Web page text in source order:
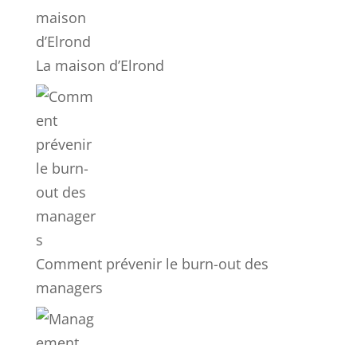
La maison d’Elrond
Comment prévenir le burn-out des
managers